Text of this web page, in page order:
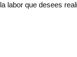
labor que desees